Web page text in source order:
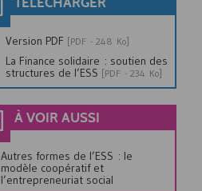
TÉLÉCHARGER
Version PDF [PDF - 248 Ko]
La Finance solidaire : soutien des
structures de l’ESS [PDF - 234 Ko]
À VOIR AUSSI
Autres formes de l’ESS : le
modèle coopératif et
l’entrepreneuriat social